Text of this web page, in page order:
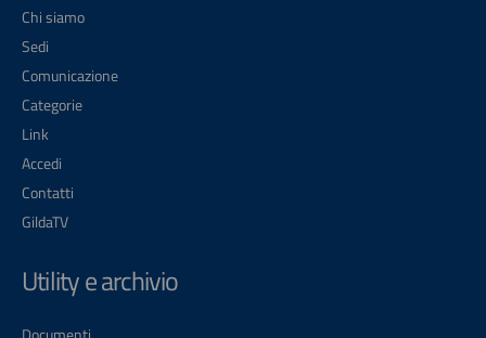
Chi siamo
Sedi
Comunicazione
Categorie
Link
Accedi
Contatti
GildaTV
Utility e archivio